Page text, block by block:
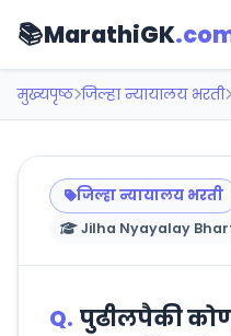
📚MarathiGK
मुख्यपृष्ठ जिल्हा न्यायालय भरती
जिल्हा न्यायालय भरती
Jilha Nyayalay
Q. पुढीलपैकी